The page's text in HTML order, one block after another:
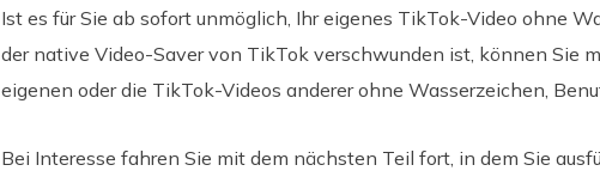
Ist es für Sie ab sofort unmöglich, Ihr eigenes TikTok-Video ohne
der native Video-Saver von TikTok verschwunden ist, können Sie
eigenen oder die TikTok-Videos anderer ohne Wasserzeichen,
Bei Interesse fahren Sie mit dem nächsten Teil fort, in dem Sie